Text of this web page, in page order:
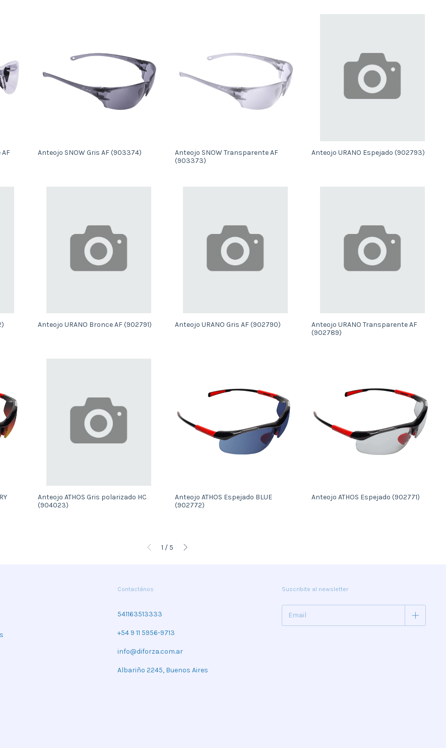
Anteojo SNOW Gris AF (903374)
Anteojo SNOW Transparente AF
(903373)
Anteojo URANO Espejado (902793)
Anteojo URANO Bronce AF (902791) Anteojo URANO Gris AF (902790)
Anteojo URANO Transparente AF
(902789)
Anteojo ATHOS Gris polarizado HC
(904023)
Anteojo ATHOS Espejado BLUE
(902772)
Anteojo ATHOS Espejado (902771)
1 / 5
Contactános
541163513333
+54 9 11 5956-9713
info@diforza.com.ar
Albariño 2245, Buenos Aires
Suscribite al newsletter